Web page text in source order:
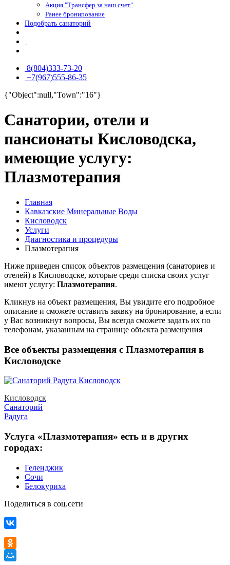
Акция "Трансфер за наш счет"
Ранее бронирование
Подобрать санаторий
8(804)333-73-20
+7(967)555-86-35
{"Object":null,"Town":"16"}
Санатории, отели и
пансионаты Кисловодска,
имеющие услугу:
Плазмотерапия
Главная
Кавказские Минеральные Воды
Кисловодск
Услуги
Диагностика и процедуры
Плазмотерапия
Ниже приведен список объектов размещения (санаториев и
отелей) в Кисловодске, которые среди списка своих услуг
имеют услугу: Плазмотерапия.
Кликнув на объект размещения, Вы увидите его подробное
описание и сможете оставить заявку на бронирование, а если
у Вас возникнут вопросы, Вы всегда сможете задать их по
телефонам, указанным на странице объекта размещения
Все объекты размещения с Плазмотерапия в
Кисловодске
Кисловодск
Санаторий
Радуга
Услуга «Плазмотерапия» есть и в других
городах:
Геленджик
Сочи
Белокуриха
Поделиться в соц.сети